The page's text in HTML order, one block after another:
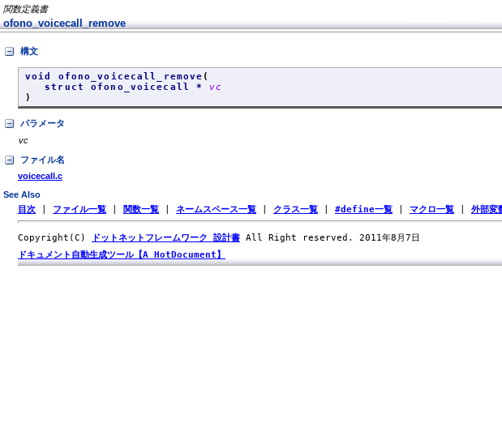
関数定義書
ofono_voicecall_remove
構文
void ofono_voicecall_remove (
struct ofono_voicecall * vc
)
パラメータ
vc
ファイル名
voicecall.c
See Also
目次 ファイル一覧 関数一覧 ネームスペース一覧 クラス一覧 #define一覧 マクロ一覧 外部変
Copyright(C) ドットネットフレームワーク 設計書 All Right reserved. 2011年8月7日
ドキュメント自動生成ツール【A HotDocument】